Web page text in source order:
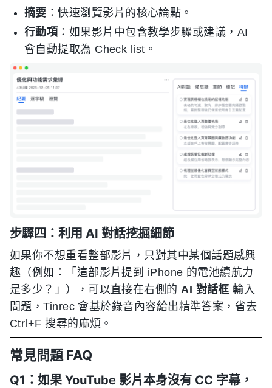
摘要 ：快速瀏覽影片的核心論點。
行動項 ：如果影片中包含教學步驟或建議，AI
會自動提取為 Check list。
步驟四：利用 AI 對話挖掘細節
如果你不想重看整部影片，只對其中某個話題感興
趣（例如：「這部影片提到 iPhone 的電池續航力
是多少？」），可以直接在右側的 AI 對話框 輸入
問題，Tinrec 會基於錄音內容給出精準答案，省去
Ctrl+F 搜尋的麻煩。
常見問題 FAQ
Q1：如果 YouTube 影片本身沒有 CC 字幕，